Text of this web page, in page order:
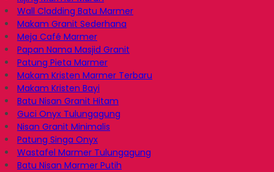
Wall Cladding Batu Marmer
Makam Granit Sederhana
Meja Café Marmer
Papan Nama Masjid Granit
Patung Pieta Marmer
Makam Kristen Marmer Terbaru
Makam Kristen Bayi
Batu Nisan Granit Hitam
Guci Onyx Tulungagung
Nisan Granit Minimalis
Patung Singa Onyx
Wastafel Marmer Tulungagung
Batu Nisan Marmer Putih